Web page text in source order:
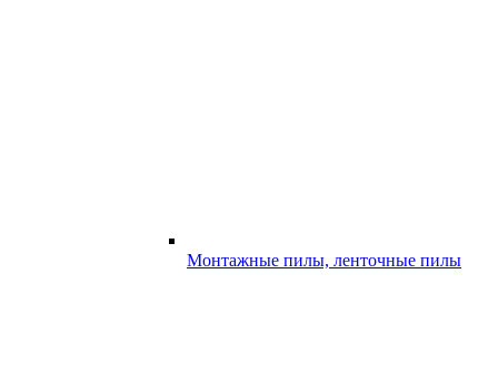
Монтажные пилы, ленточные пилы